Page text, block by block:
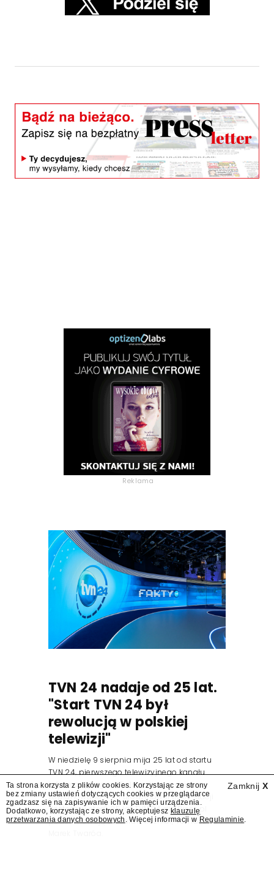
Reklama
TVN 24 nadaje od 25 lat.
"Start TVN 24 był
rewolucją w polskiej
telewizji"
W niedzielę 9 sierpnia mija 25 lat od startu
TVN 24, pierwszego telewizyjnego kanału
informacyjnego w Polsce. Na ten dzień
zaplanowano finał urodzinowej trasy stacji
"Jesteśmy stąd". 25 lat TVN 24 dla Press.pl
podsumowują Jarosław Kuźniar, Tomasz Lis i
Zamknij X
Ta strona korzysta z plików cookies. Korzystając ze strony
bez zmiany ustawień dotyczących cookies w przeglądarce
zgadzasz się na zapisywanie ich w pamięci urządzenia.
Dodatkowo, korzystając ze strony, akceptujesz klauzulę
przetwarzania danych osobowych . Więcej informacji w Regulaminie.